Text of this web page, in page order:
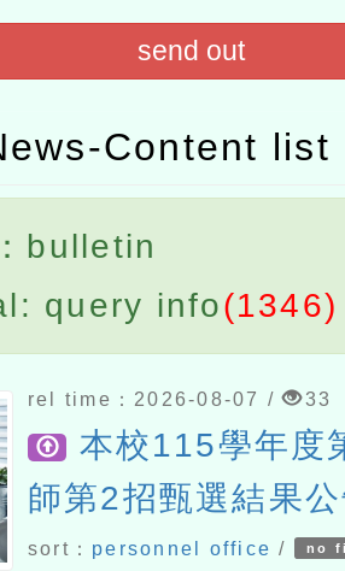
內容與教學軟體線
委員會函釋公務
請許可一案
部水利署委託財
理「115年表揚
達人選拔活動」
月22日(星期六)辦
祈福系列活動—儒
桃園地景藝術節教
send out
Content list
bulletin
query info(1346)
rel time：2026-08-07 / 33
本校115學年度
師第2招甄選結果
名，續辦三招)
sort： personnel office / no